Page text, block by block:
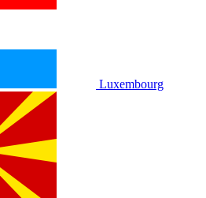
Luxembourg